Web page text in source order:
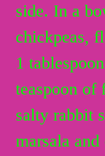
side. In a
chickpeas,
1
teaspoon of
salty rabbit
marsala